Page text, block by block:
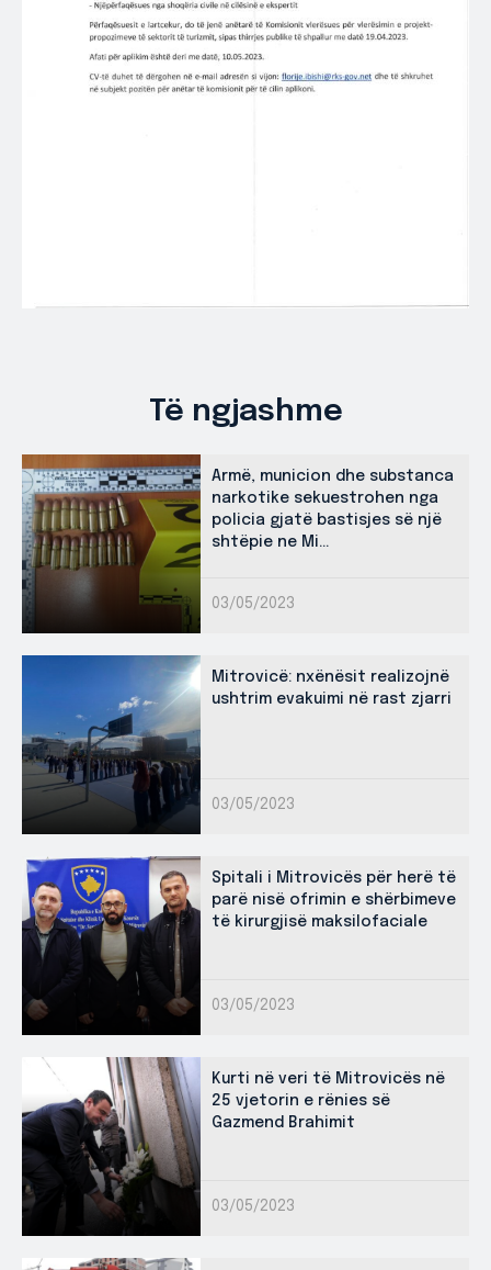
Të ngjashme
Armë, municion dhe substanca
narkotike sekuestrohen nga
policia gjatë bastisjes së një
shtëpie ne Mi...
03/05/2023
Mitrovicë: nxënësit realizojnë
ushtrim evakuimi në rast zjarri
03/05/2023
Spitali i Mitrovicës për herë të
parë nisë ofrimin e shërbimeve
të kirurgjisë maksilofaciale
03/05/2023
Kurti në veri të Mitrovicës në
25 vjetorin e rënies së
Gazmend Brahimit
03/05/2023